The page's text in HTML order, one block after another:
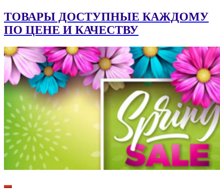
ТОВАРЫ ДОСТУПНЫЕ КАЖДОМУ
ПО ЦЕНЕ И КАЧЕСТВУ